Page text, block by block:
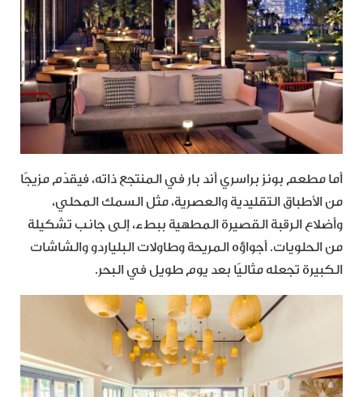
أما مطعم بونز براسري أند بار في المنتجع ذاته، فيقدّم مزيجًا
من الأطباق التقليدية والعصرية، مثل السمك المحلي،
وأضلاع الرقبة القصيرة المطهية ببطء، إلى جانب تشكيلة
من الحلويات. أجواؤه المريحة وطاولات البلياردو والشاشات
الكبيرة تجعله مثاليًا بعد يوم طويل في البحر.